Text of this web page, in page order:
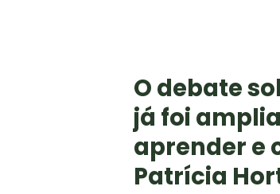
O debate
já foi
aprender e
Patrícia